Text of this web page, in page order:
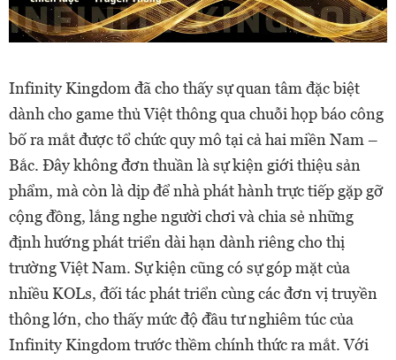
Infinity Kingdom đã cho thấy sự quan tâm đặc biệt
dành cho game thủ Việt thông qua chuỗi họp báo công
bố ra mắt được tổ chức quy mô tại cả hai miền Nam –
Bắc. Đây không đơn thuần là sự kiện giới thiệu sản
phẩm, mà còn là dịp để nhà phát hành trực tiếp gặp gỡ
cộng đồng, lắng nghe người chơi và chia sẻ những
định hướng phát triển dài hạn dành riêng cho thị
trường Việt Nam. Sự kiện cũng có sự góp mặt của
nhiều KOLs, đối tác phát triển cùng các đơn vị truyền
thông lớn, cho thấy mức độ đầu tư nghiêm túc của
Infinity Kingdom trước thềm chính thức ra mắt. Với